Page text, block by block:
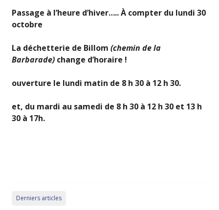
Passage à l’heure d’hiver….. À compter du lundi 30
octobre
La déchetterie de Billom (chemin de la
Barbarade) change d’horaire !
ouverture le lundi matin de 8 h 30 à 12 h 30.
et, du mardi au samedi de 8 h 30 à 12 h 30 et 13 h
30 à 17h.
Derniers articles